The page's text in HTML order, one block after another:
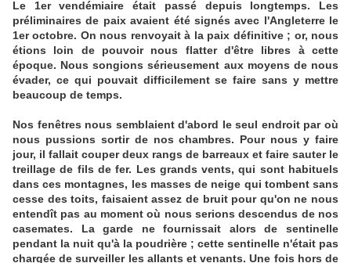
Le 1er vendémiaire était passé depuis longtemps. Les
préliminaires de paix avaient été signés avec l'Angleterre le
1er octobre. On nous renvoyait à la paix définitive ; or, nous
étions loin de pouvoir nous flatter d'être libres à cette
époque. Nous songions sérieusement aux moyens de nous
évader, ce qui pouvait difficilement se faire sans y mettre
beaucoup de temps.
Nos fenêtres nous semblaient d'abord le seul endroit par où
nous pussions sortir de nos chambres. Pour nous y faire
jour, il fallait couper deux rangs de barreaux et faire sauter le
treillage de fils de fer. Les grands vents, qui sont habituels
dans ces montagnes, les masses de neige qui tombent sans
cesse des toits, faisaient assez de bruit pour qu'on ne nous
entendît pas au moment où nous serions descendus de nos
casemates. La garde ne fournissait alors de sentinelle
pendant la nuit qu'à la poudrière ; cette sentinelle n'était pas
chargée de surveiller les allants et venants. Une fois hors de